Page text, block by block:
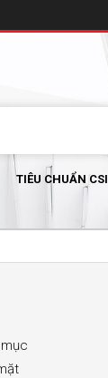
TIÊU CHUẨN CSI